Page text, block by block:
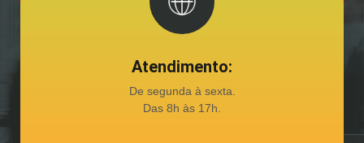
Atendimento:
De segunda à sexta.
Das 8h às 17h.